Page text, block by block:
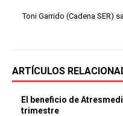
Toni Garrido (Cadena SER)
ARTÍCULOS
El beneficio de
trimestre